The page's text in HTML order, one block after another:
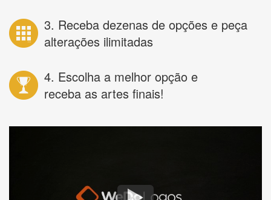
3. Receba dezenas de opções e peça
alterações ilimitadas
4. Escolha a melhor opção e
receba as artes finais!